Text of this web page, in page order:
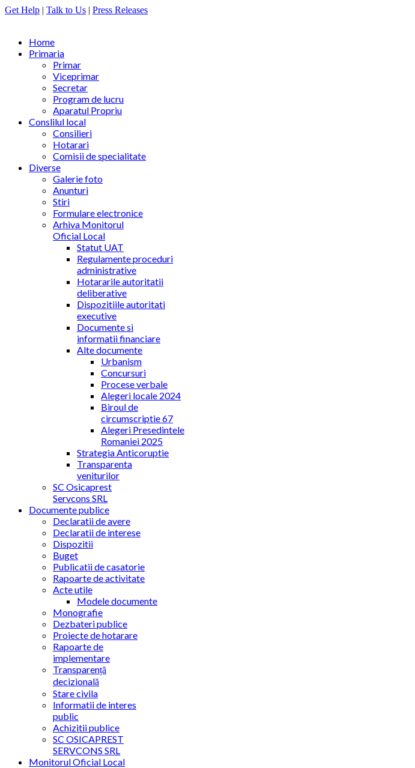
Get Help | Talk to Us | Press Releases
Home
Primaria
Primar
Viceprimar
Secretar
Program de lucru
Aparatul Propriu
Conslilul local
Consilieri
Hotarari
Comisii de specialitate
Diverse
Galerie foto
Anunturi
Stiri
Formulare electronice
Arhiva Monitorul
Oficial Local
Statut UAT
Regulamente proceduri
administrative
Hotararile autoritatii
deliberative
Dispozitiile autoritati
executive
Documente si
informatii financiare
Alte documente
Urbanism
Concursuri
Procese verbale
Alegeri locale 2024
Biroul de
circumscriptie 67
Alegeri Presedintele
Romaniei 2025
Strategia Anticoruptie
Transparenta
veniturilor
SC Osicaprest
Servcons SRL
Documente publice
Declaratii de avere
Declaratii de interese
Dispozitii
Buget
Publicatii de casatorie
Rapoarte de activitate
Acte utile
Modele documente
Monografie
Dezbateri publice
Proiecte de hotarare
Rapoarte de
implementare
Transparență
decizională
Stare civila
Informatii de interes
public
Achizitii publice
SC OSICAPREST
SERVCONS SRL
Monitorul Oficial Local